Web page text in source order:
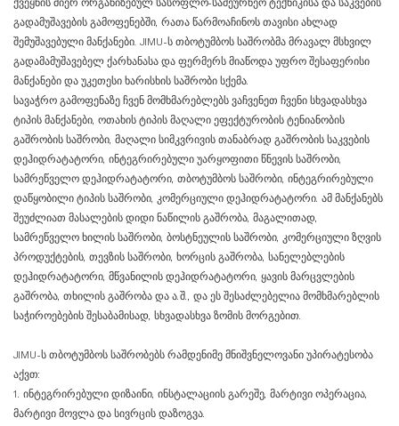
ქვეყნის მიერ ორგანიზებულ სასოფლო-სამეურნეო ტექნიკისა და საკვების
გადამუშავების გამოფენებში, რათა წარმოაჩინოს თავისი ახლად
შემუშავებული მანქანები. JIMU-ს თბოტუმბოს საშრობმა მრავალ მსხვილ
გადამამუშავებელ ქარხანასა და ფერმერს მიაწოდა უფრო შესაფერისი
მანქანები და უკეთესი ხარისხის საშრობი სქემა.
სავაჭრო გამოფენაზე ჩვენ მომხმარებლებს ვაჩვენეთ ჩვენი სხვადასხვა
ტიპის მანქანები, ოთახის ტიპის მაღალი ეფექტურობის ტენიანობის
გაშრობის საშრობი, მაღალი სიმკვრივის თანაბრად გაშრობის საკვების
დეჰიდრატატორი, ინტეგრირებული უარყოფითი წნევის საშრობი,
სამრეწველო დეჰიდრატატორი, თბოტუმბოს საშრობი, ინტეგრირებული
დაწყობილი ტიპის საშრობი, კომერციული დეჰიდრატატორი. ამ მანქანებს
შეუძლიათ მასალების დიდი ნაწილის გაშრობა, მაგალითად,
სამრეწველო ხილის საშრობი, ბოსტნეულის საშრობი, კომერციული ზღვის
პროდუქტების, თევზის საშრობი, ხორცის გაშრობა, სანელებლების
დეჰიდრატატორი, მწვანილის დეჰიდრატატორი, ყავის მარცვლების
გაშრობა, თხილის გაშრობა და ა.შ., და ეს შესაძლებელია მომხმარებლის
საჭიროებების შესაბამისად, სხვადასხვა ზომის მორგებით.
JIMU-ს თბოტუმბოს საშრობებს რამდენიმე მნიშვნელოვანი უპირატესობა
აქვთ:
1. ინტეგრირებული დიზაინი, ინსტალაციის გარეშე, მარტივი ოპერაცია,
მარტივი მოვლა და სივრცის დაზოგვა.